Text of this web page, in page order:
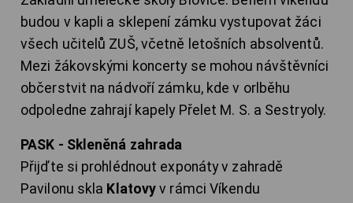
budou v kapli a sklepení zámku vystupovat žáci
všech učitelů ZUŠ, včetně letošních absolventů.
Mezi žákovskými koncerty se mohou návštěvníci
občerstvit na nádvoří zámku, kde v orlběhu
odpoledne zahrají kapely Přelet M. S. a Sestryoly.
PASK - Skleněná zahrada
Přijďte si prohlédnout exponáty v zahradě
Pavilonu skla Klatovy v rámci Víkendu